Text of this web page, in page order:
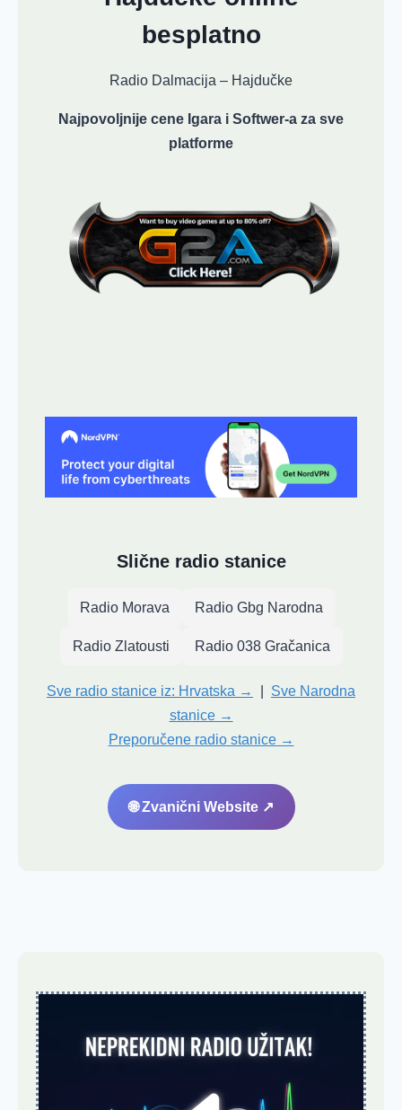
besplatno
Radio Dalmacija – Hajdučke
Najpovoljnije cene Igara i Softwer-a za sve
platforme
Slične radio stanice
Radio Morava Radio Gbg Narodna
Radio Zlatousti Radio 038 Gračanica
Sve radio stanice iz: Hrvatska →
Sve Narodna
stanice →
Preporučene radio stanice →
🌐 Zvanični Website ↗